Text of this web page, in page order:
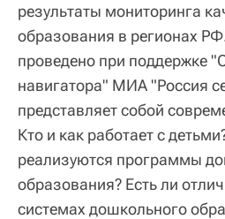
результаты мониторинга
образования в регионах
проведено при поддержке
навигатора" МИА "Россия
представляет собой
Кто и как работает с
реализуются программы
образования? Есть ли
системах дошкольного